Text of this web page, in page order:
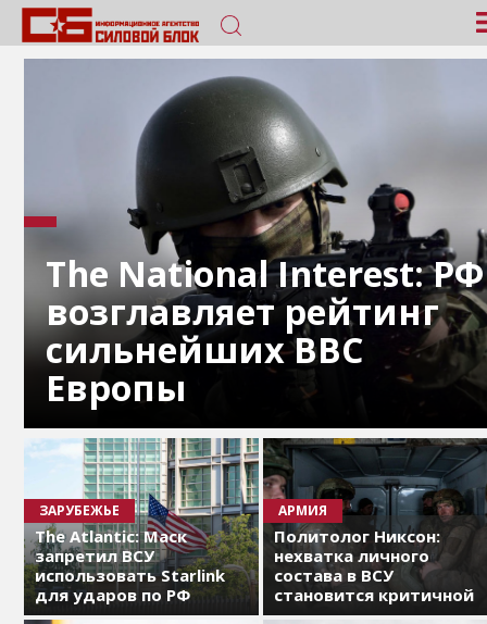
The National Interest: РФ
возглавляет рейтинг
сильнейших ВВС
Европы
ЗАРУБЕЖЬЕ
The Atlantic: Маск
запретил ВСУ
использовать Starlink
для ударов по РФ
АРМИЯ
Политолог Никсон:
нехватка личного
состава в ВСУ
становится критичной